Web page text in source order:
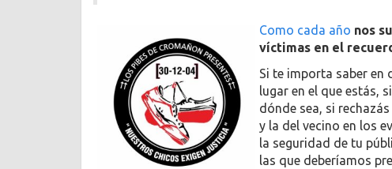
Como cada año nos
víctimas en el
Si te importa saber en
lugar en el que estás,
dónde sea, si
y la del vecino en los
la seguridad de tu
las que deberíamos